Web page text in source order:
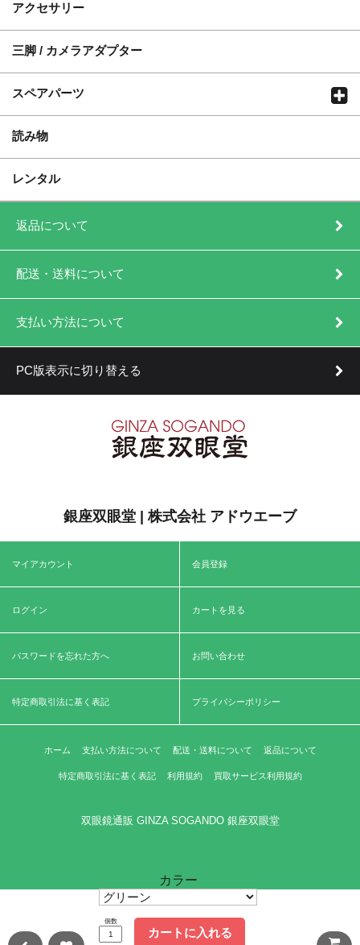
カラー
個数
カートに入れる
アクセサリー
三脚 / カメラアダプター
スペアパーツ
読み物
レンタル
返品について
配送・送料について
支払い方法について
PC版表示に切り替える
銀座双眼堂 | 株式会社 アドウエーブ
マイアカウント 会員登録
ログイン カートを見る
パスワードを忘れた方へ お問い合わせ
特定商取引法に基く表記 プライバシーポリシー
ホーム 支払い方法について 配送・送料について 返品について
特定商取引法に基く表記 利用規約 買取サービス利用規約
双眼鏡通販 GINZA SOGANDO 銀座双眼堂